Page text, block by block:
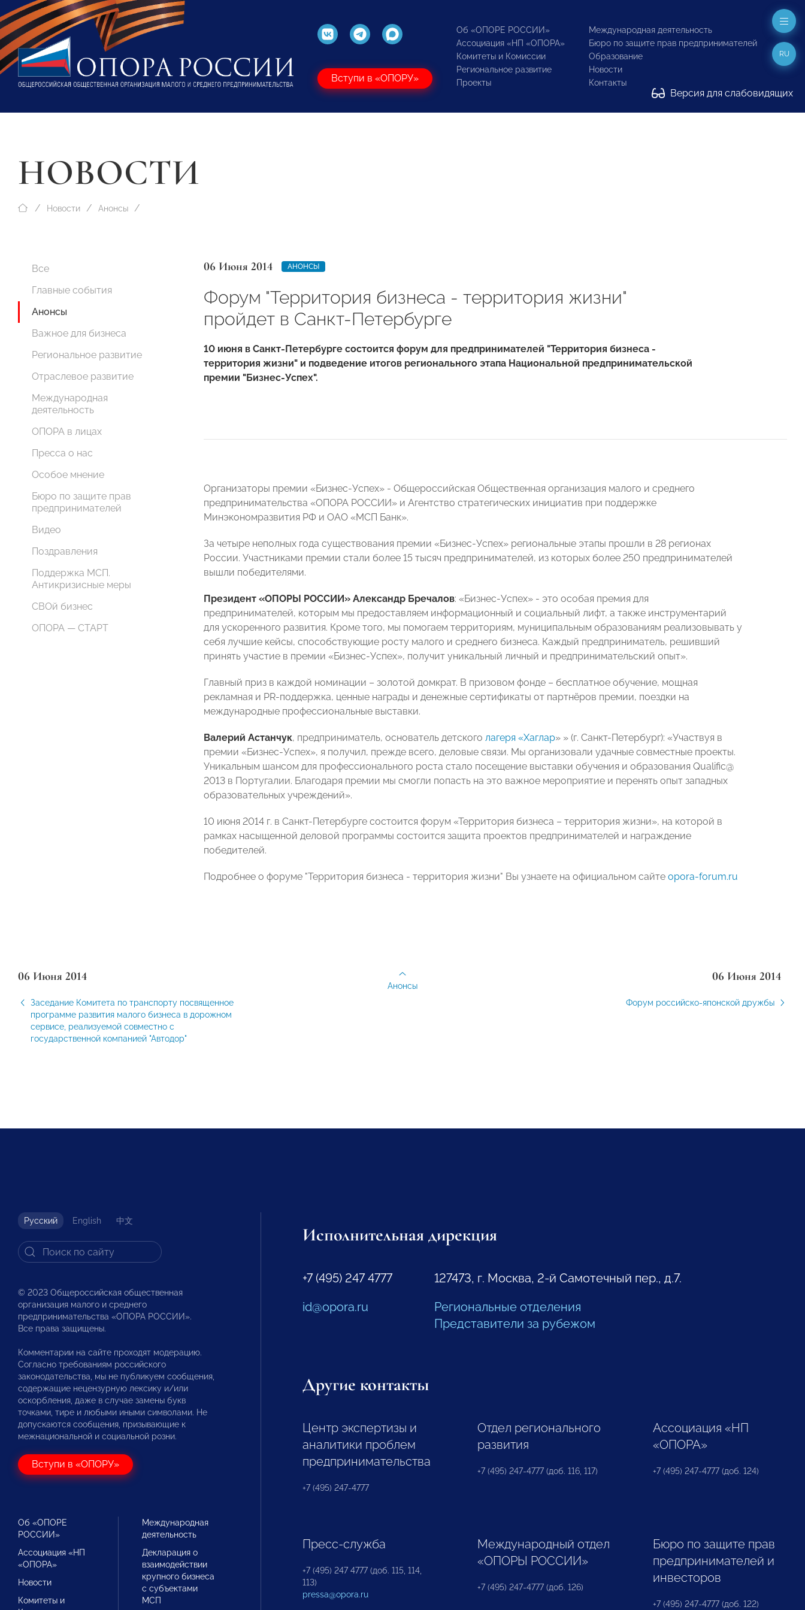
Вступи в «ОПОРУ»
Об «ОПОРЕ РОССИИ»
Ассоциация «НП «ОПОРА»
Комитеты и Комиссии
Региональное развитие
Проекты
Международная деятельность
Бюро по защите прав предпринимателей
Образование
Новости
Контакты
Версия для слабовидящих
RU
НОВОСТИ
Новости Анонсы
Все
Главные события
Анонсы
Важное для бизнеса
Региональное развитие
Отраслевое развитие
Международная
деятельность
ОПОРА в лицах
Пресса о нас
Особое мнение
Бюро по защите прав
предпринимателей
Видео
Поздравления
Поддержка МСП.
Антикризисные меры
СВОй бизнес
ОПОРА — СТАРТ
06 Июня 2014 АНОНСЫ
Форум "Территория бизнеса - территория жизни"
пройдет в Санкт-Петербурге
10 июня в Санкт-Петербурге состоится форум для предпринимателей "Территория бизнеса -
территория жизни" и подведение итогов регионального этапа Национальной предпринимательской
премии "Бизнес-Успех".
Организаторы премии «Бизнес-Успех» - Общероссийская Общественная организация малого и среднего
предпринимательства «ОПОРА РОССИИ» и Агентство стратегических инициатив при поддержке
Минэкономразвития РФ и ОАО «МСП Банк».
За четыре неполных года существования премии «Бизнес-Успех» региональные этапы прошли в 28 регионах
России. Участниками премии стали более 15 тысяч предпринимателей, из которых более 250 предпринимателей
вышли победителями.
Президент «ОПОРЫ РОССИИ» Александр Бречалов: «Бизнес-Успех» - это особая премия для
предпринимателей, которым мы предоставляем информационный и социальный лифт, а также инструментарий
для ускоренного развития. Кроме того, мы помогаем территориям, муниципальным образованиям реализовывать у
себя лучшие кейсы, способствующие росту малого и среднего бизнеса. Каждый предприниматель, решивший
принять участие в премии «Бизнес-Успех», получит уникальный личный и предпринимательский опыт».
Главный приз в каждой номинации – золотой домкрат. В призовом фонде – бесплатное обучение, мощная
рекламная и PR-поддержка, ценные награды и денежные сертификаты от партнёров премии, поездки на
международные профессиональные выставки.
Валерий Астанчук, предприниматель, основатель детского лагеря «Хаглар» » (г. Санкт-Петербург): «Участвуя в
премии «Бизнес-Успех», я получил, прежде всего, деловые связи. Мы организовали удачные совместные проекты.
Уникальным шансом для профессионального роста стало посещение выставки обучения и образования Qualific@
2013 в Португалии. Благодаря премии мы смогли попасть на это важное мероприятие и перенять опыт западных
образовательных учреждений».
10 июня 2014 г. в Санкт-Петербурге состоится форум «Территория бизнеса – территория жизни», на которой в
рамках насыщенной деловой программы состоится защита проектов предпринимателей и награждение
победителей.
Подробнее о форуме "Территория бизнеса - территория жизни" Вы узнаете на официальном сайте opora-forum.ru
06 Июня 2014
Заседание Комитета по транспорту посвященное
программе развития малого бизнеса в дорожном
сервисе, реализуемой совместно с
государственной компанией "Автодор"
06 Июня 2014
Форум российско-японской дружбы
Анонсы
Русский English 中文
© 2023 Общероссийская общественная
организация малого и среднего
предпринимательства «ОПОРА РОССИИ».
Все права защищены.
Комментарии на сайте проходят модерацию.
Согласно требованиям российского
законодательства, мы не публикуем сообщения,
содержащие нецензурную лексику и/или
оскорбления, даже в случае замены букв
точками, тире и любыми иными символами. Не
допускаются сообщения, призывающие к
межнациональной и социальной розни.
Вступи в «ОПОРУ»
Об «ОПОРЕ
РОССИИ»
Ассоциация «НП
«ОПОРА»
Новости
Комитеты и
Международная
деятельность
Декларация о
взаимодействии
крупного бизнеса
с субъектами
МСП
Исполнительная дирекция
+7 (495) 247 4777
id@opora.ru
127473, г. Москва, 2-й Самотечный пер., д.7.
Региональные отделения
Представители за рубежом
Другие контакты
Центр экспертизы и
аналитики проблем
предпринимательства
+7 (495) 247-4777
Отдел регионального
развития
+7 (495) 247-4777 (доб. 116, 117)
Ассоциация «НП
«ОПОРА»
+7 (495) 247-4777 (доб. 124)
Пресс-служба
+7 (495) 247 4777 (доб. 115, 114,
113)
pressa@opora.ru
Международный отдел
«ОПОРЫ РОССИИ»
+7 (495) 247-4777 (доб. 126)
Бюро по защите прав
предпринимателей и
инвесторов
+7 (495) 247-4777 (доб. 122)